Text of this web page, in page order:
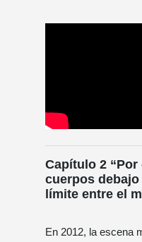
Capítulo 2
cuerpos
límite entre el
En 2012, la escena